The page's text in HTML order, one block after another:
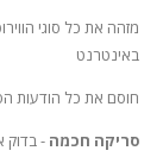
מזהה את כל סוגי
באינטרנט
חוסם את כל הודעות
סריקה חכמה -